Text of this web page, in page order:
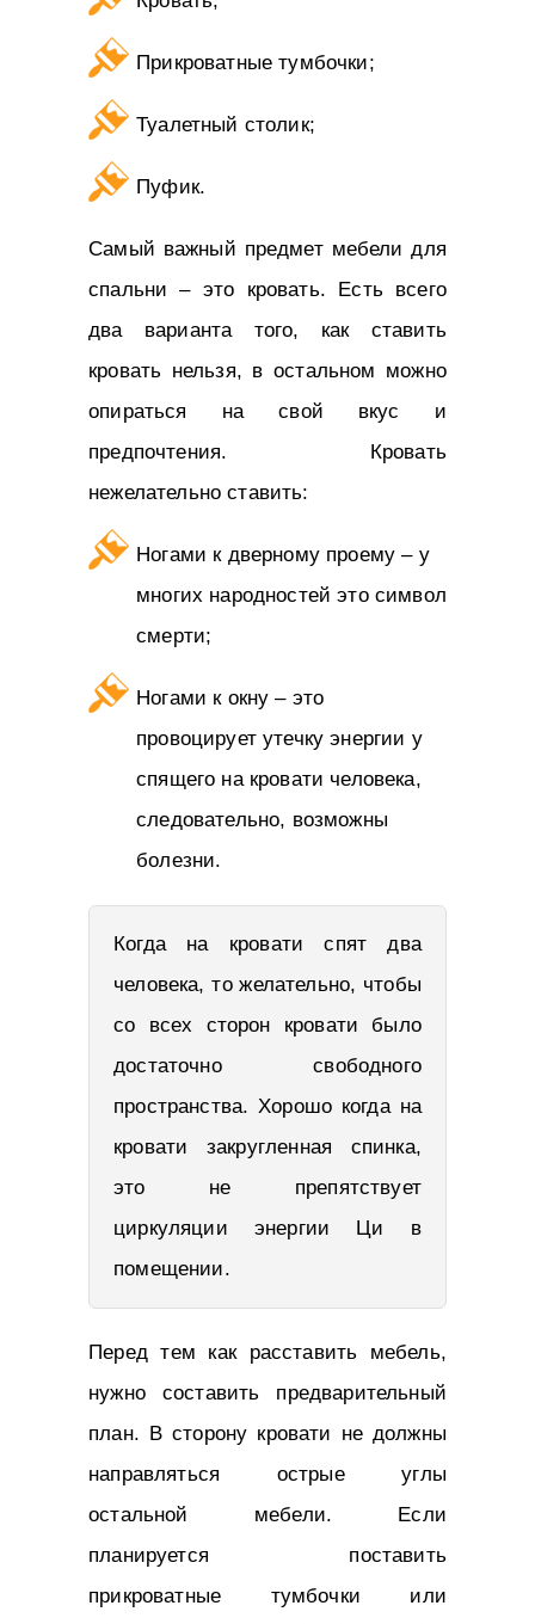
Прикроватные тумбочки;
Туалетный столик;
Пуфик.
Самый важный предмет мебели для
спальни – это кровать. Есть всего
два варианта того, как ставить
кровать нельзя, в остальном можно
опираться на свой вкус и
предпочтения. Кровать
нежелательно ставить:
Ногами к дверному проему – у
многих народностей это символ
смерти;
Ногами к окну – это
провоцирует утечку энергии у
спящего на кровати человека,
следовательно, возможны
болезни.
Когда на кровати спят два
человека, то желательно, чтобы
со всех сторон кровати было
достаточно свободного
пространства. Хорошо когда на
кровати закругленная спинка,
это не препятствует
циркуляции энергии Ци в
помещении.
Перед тем как расставить мебель,
нужно составить предварительный
план. В сторону кровати не должны
направляться острые углы
остальной мебели. Если
планируется поставить
прикроватные тумбочки или